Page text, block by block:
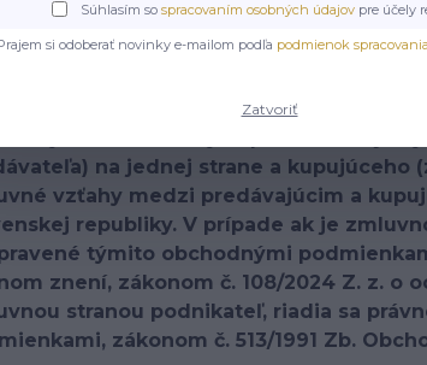
podmienky
týchto obchodných podmienok je
na jednej strane a kupujúceho
vzťahy medzi predávajúcim a
republiky. V prípade ak je
týmito obchodnými
znení, zákonom č. 108/2024 Z. z. o
stranou podnikateľ, riadia sa
zákonom č. 513/1991 Zb.
Súhlasím so spracovaním osobných údajov pre účely
si odoberať novinky e-mailom podľa podmienok
Zatvoriť